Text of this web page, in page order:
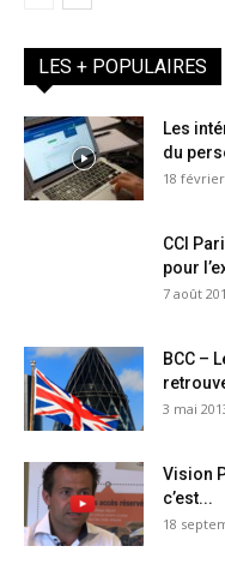
LES + POPULAIRES
Les
du
18 février
CCI
pour
7 août
BCC –
3 mai
Vision
c’est...
18